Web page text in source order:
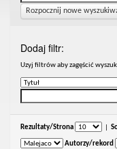
Rozpocznij nowe
Dodaj filtr:
Uzyj filtrów aby zagęścić
Rezultaty/Strona
Autorzy/rekord